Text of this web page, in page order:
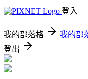
登入
我的部落格 我的部
登出